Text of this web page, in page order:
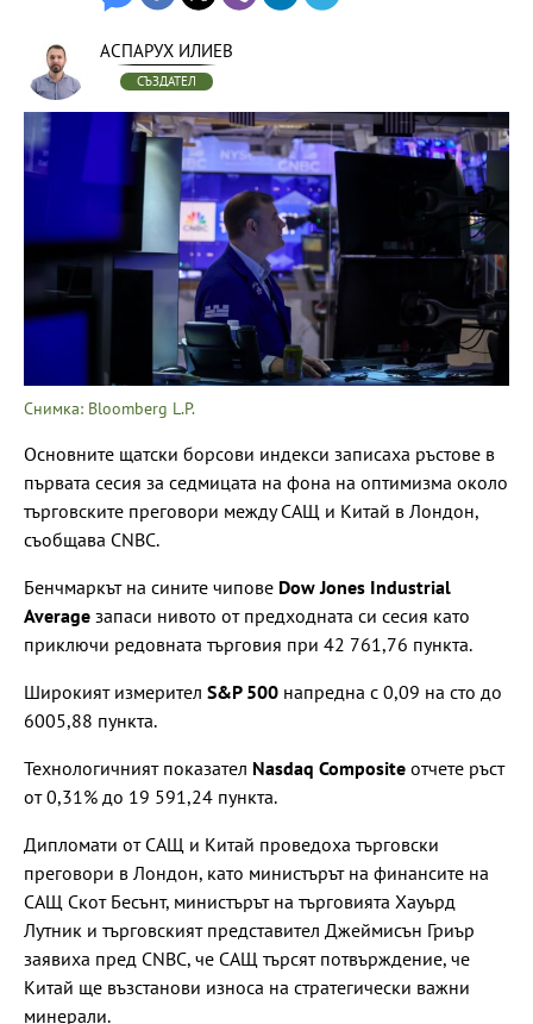
АСПАРУХ ИЛИЕВ
СЪЗДАТЕЛ
Снимка: Bloomberg L.P.
Основните щатски борсови индекси записаха ръстове в
първата сесия за седмицата на фона на оптимизма около
търговските преговори между САЩ и Китай в Лондон,
съобщава CNBC.
Бенчмаркът на сините чипове Dow Jones Industrial
Average запаси нивото от предходната си сесия като
приключи редовната търговия при 42 761,76 пункта.
Широкият измерител S&P 500 напредна с 0,09 на сто до
6005,88 пункта.
Технологичният показател Nasdaq Composite отчете ръст
от 0,31% до 19 591,24 пункта.
Дипломати от САЩ и Китай проведоха търговски
преговори в Лондон, като министърът на финансите на
САЩ Скот Бесънт, министърът на търговията Хауърд
Лутник и търговският представител Джеймисън Гриър
заявиха пред CNBC, че САЩ търсят потвърждение, че
Китай ще възстанови износа на стратегически важни
минерали.